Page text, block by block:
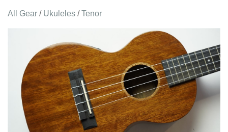
All Gear / Ukuleles /Tenor